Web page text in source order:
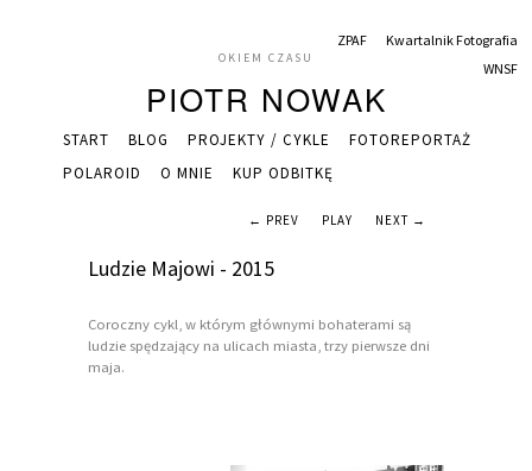
START BLOG PROJEKTY / CYKLE
FOTOREPORTAŻ
POLAROID
O MNIE KUP ODBITKĘ
ZPAF
Kwartalnik Fotografia
WNSF
OKIEM CZASU
PIOTR NOWAK
Ludzie Majowi - 2015
Coroczny cykl, w którym głównymi bohaterami są
ludzie spędzający na ulicach miasta, trzy pierwsze dni
maja.
← PREV PLAY NEXT →